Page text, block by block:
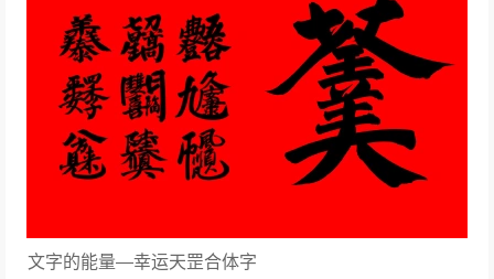
文字的能量—幸运天罡合体字